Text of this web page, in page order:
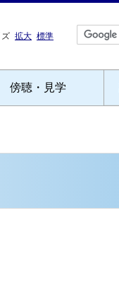
拡大 標準
傍聴・見学